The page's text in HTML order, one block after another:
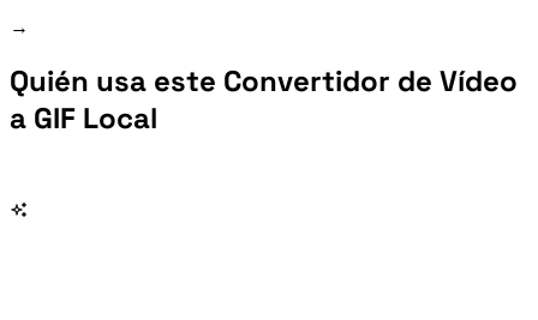
¿El GIF solo se abre en el navegador? Clic derecho → Guardar imagen como si el botón Descargar está bloqueado por la configuración del navegador.
Quién usa este Convertidor de Vídeo
a GIF Local